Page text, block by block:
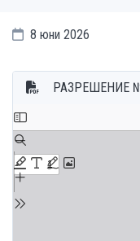
8 юни 2026
РАЗРЕШЕНИЕ